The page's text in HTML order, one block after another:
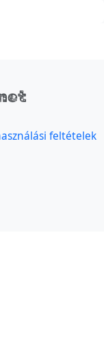
feltételek